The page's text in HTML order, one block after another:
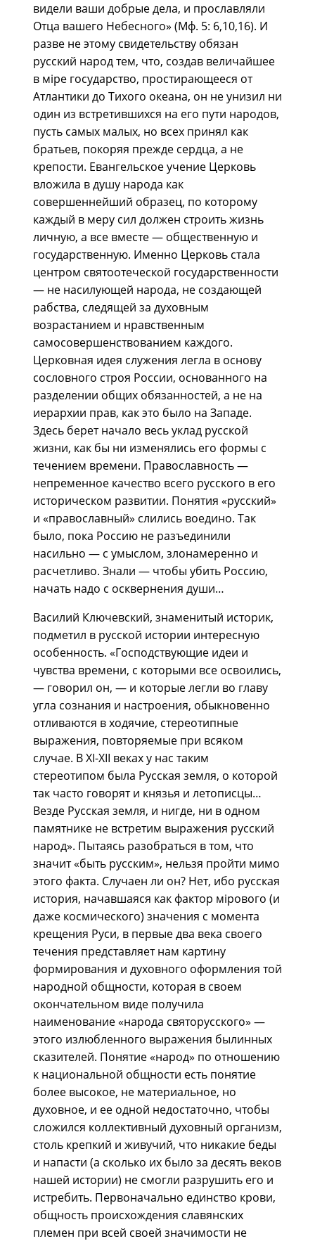
видели ваши добрые дела, и прославляли
Отца вашего Небесного» (Мф. 5: 6,10,16). И
разве не этому свидетельству обязан
русский народ тем, что, создав величайшее
в мiре государство, простирающееся от
Атлантики до Тихого океана, он не унизил ни
один из встретившихся на его пути народов,
пусть самых малых, но всех принял как
братьев, покоряя прежде сердца, а не
крепости. Евангельское учение Церковь
вложила в душу народа как
совершеннейший образец, по которому
каждый в меру сил должен строить жизнь
личную, а все вместе — общественную и
государственную. Именно Церковь стала
центром святоотеческой государственности
— не насилующей народа, не создающей
рабства, следящей за духовным
возрастанием и нравственным
самосовершенствованием каждого.
Церковная идея служения легла в основу
сословного строя России, основанного на
разделении общих обязанностей, а не на
иерархии прав, как это было на Западе.
Здесь берет начало весь уклад русской
жизни, как бы ни изменялись его формы с
течением времени. Православность —
непременное качество всего русского в его
историческом развитии. Понятия «русский»
и «православный» слились воедино. Так
было, пока Россию не разъединили
насильно — с умыслом, злонамеренно и
расчетливо. Знали — чтобы убить Россию,
начать надо с осквернения души…
Василий Ключевский, знаменитый историк,
подметил в русской истории интересную
особенность. «Господствующие идеи и
чувства времени, с которыми все освоились,
— говорил он, — и которые легли во главу
угла сознания и настроения, обыкновенно
отливаются в ходячие, стереотипные
выражения, повторяемые при всяком
случае. В XI-XII веках у нас таким
стереотипом была Русская земля, о которой
так часто говорят и князья и летописцы…
Везде Русская земля, и нигде, ни в одном
памятнике не встретим выражения русский
народ». Пытаясь разобраться в том, что
значит «быть русским», нельзя пройти мимо
этого факта. Случаен ли он? Нет, ибо русская
история, начавшаяся как фактор мiрового (и
даже космического) значения с момента
крещения Руси, в первые два века своего
течения представляет нам картину
формирования и духовного оформления той
народной общности, которая в своем
окончательном виде получила
наименование «народа святорусского» —
этого излюбленного выражения былинных
сказителей. Понятие «народ» по отношению
к национальной общности есть понятие
более высокое, не материальное, но
духовное, и ее одной недостаточно, чтобы
сложился коллективный духовный организм,
столь крепкий и живучий, что никакие беды
и напасти (а сколько их было за десять веков
нашей истории) не смогли разрушить его и
истребить. Первоначально единство крови,
общность происхождения славянских
племен при всей своей значимости не